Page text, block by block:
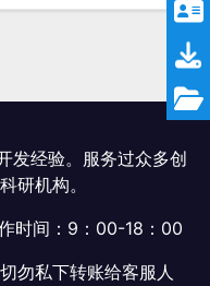
发经验。服务过众多创
研机构。
时间：9：00-18：00
勿私下转账给客服人